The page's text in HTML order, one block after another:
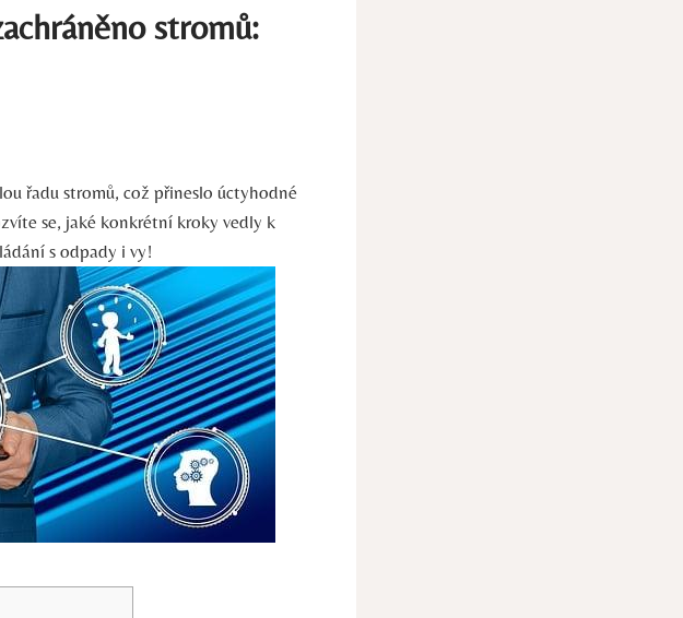
stromů:
řadu stromů, což přineslo úctyhodné
se, jaké konkrétní kroky vedly k
s odpady i vy!